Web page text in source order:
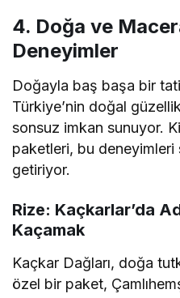
4. Doğa ve
Deneyimler
Doğayla baş başa bir
Türkiye’nin doğal
sonsuz imkan sunuyor.
paketleri, bu
getiriyor.
Rize: Kaçkarlar’da
Kaçamak
Kaçkar Dağları, doğa
özel bir paket,